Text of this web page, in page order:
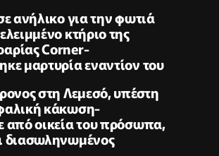
ανήλικο για την φωτιά
κτήριο της
Corner-
μαρτυρία εναντίον του
στη Λεμεσό, υπέστη
κάκωση-
από οικεία του πρόσωπα,
διασωληνωμένος